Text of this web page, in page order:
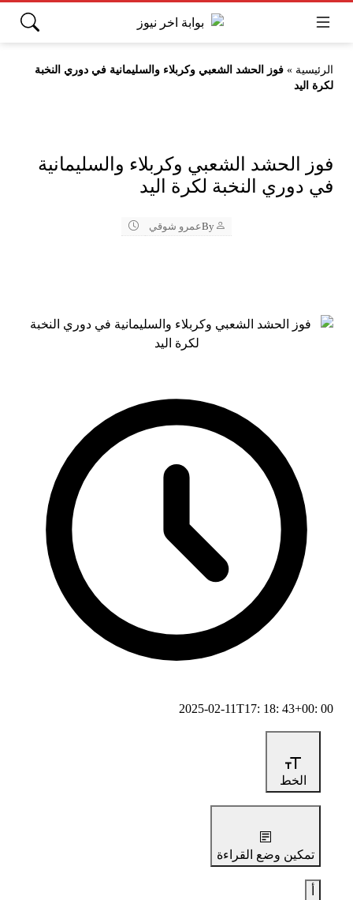
الرئيسية » فوز الحشد الشعبي وكربلاء والسليمانية في دوري النخبة
لكرة اليد
فوز الحشد الشعبي وكربلاء والسليمانية
في دوري النخبة لكرة اليد
Byعمرو شوقي
2025-02-11T17: 18: 43+00: 00
الخط
تمكين وضع القراءة